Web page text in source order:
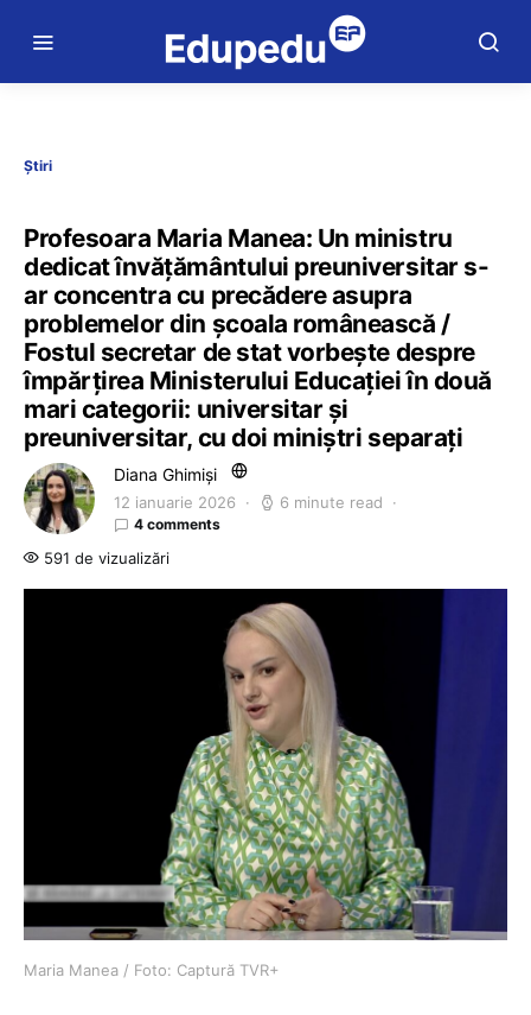
Știri
Profesoara Maria Manea: Un ministru
dedicat învățământului preuniversitar s-
ar concentra cu precădere asupra
problemelor din școala românească /
Fostul secretar de stat vorbește despre
împărțirea Ministerului Educației în două
mari categorii: universitar și
preuniversitar, cu doi miniștri separați
Diana Ghimiși
12 ianuarie 2026 6 minute read
4 comments
591 de vizualizări
Maria Manea / Foto: Captură TVR+